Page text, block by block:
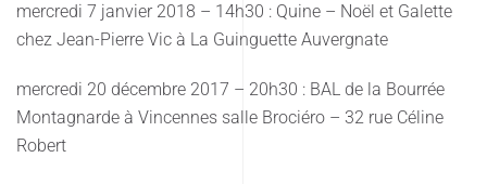
mercredi 7 janvier 2018 – 14h30 : Quine – Noël et Galette
chez Jean-Pierre Vic à La Guinguette Auvergnate
mercredi 20 décembre 2017 – 20h30 : BAL de la Bourrée
Montagnarde à Vincennes salle Brociéro – 32 rue Céline
Robert